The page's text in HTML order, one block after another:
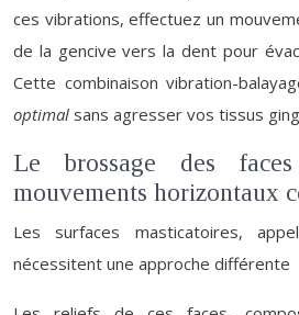
ces vibrations, effectuez un
de la gencive vers la dent pour
Cette combinaison vibration-
optimal sans agresser vos tissus
Le brossage des
mouvements horizontaux
Les surfaces masticatoires,
nécessitent une approche différente